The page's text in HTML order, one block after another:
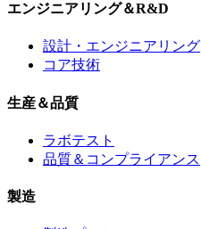
エンジニアリング＆R&D
設計・エンジニアリング
コア技術
生産＆品質
ラボテスト
品質＆コンプライアンス
製造